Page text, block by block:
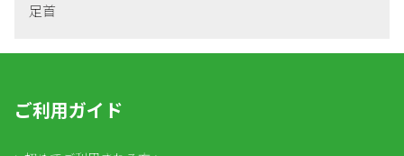
足首
ご利用ガイド